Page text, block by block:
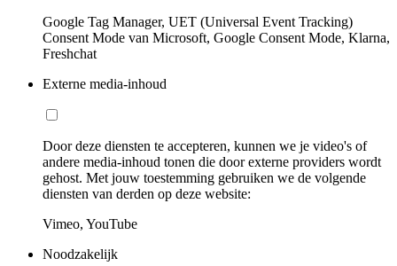
Google Tag Manager, UET (Universal Event Tracking)
Consent Mode van Microsoft, Google Consent Mode, Klarna,
Freshchat
Externe media-inhoud
Door deze diensten te accepteren, kunnen we je video's of
andere media-inhoud tonen die door externe providers wordt
gehost. Met jouw toestemming gebruiken we de volgende
diensten van derden op deze website:
Vimeo, YouTube
Noodzakelijk